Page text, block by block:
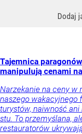
Dodaj
Tajemnica
manipulują cenami
Narzekanie na ceny w
naszego wakacyjnego
turystów, naiwność
stu. To przemyślana,
restauratorów